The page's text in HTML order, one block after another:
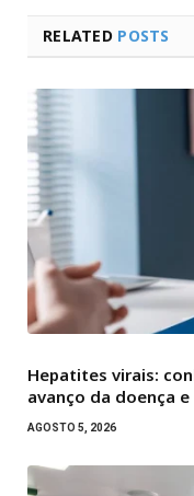
RELATED POSTS
Hepatites virais:
avanço da doença
AGOSTO 5, 2026